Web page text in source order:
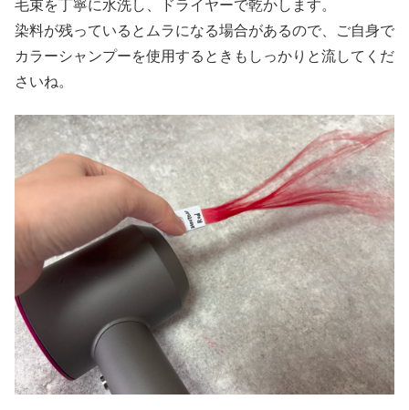
毛束を丁寧に水洗し、ドライヤーで乾かします。
染料が残っているとムラになる場合があるので、ご自身で
カラーシャンプーを使用するときもしっかりと流してくだ
さいね。